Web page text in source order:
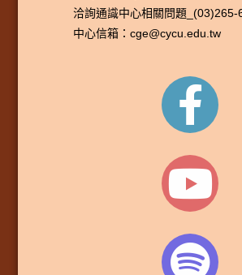
洽詢通識中心相關問題_(03)265-
中心信箱：cge@cycu.edu.tw